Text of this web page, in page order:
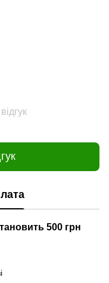
500 грн